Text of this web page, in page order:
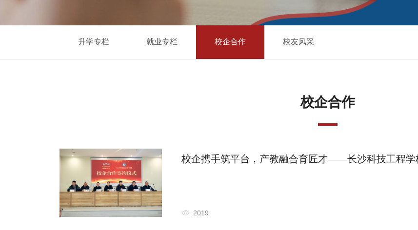
升学专栏 就业专栏 校企合作 校友风采
校企合作
校企携手筑平台，产教融合育匠才——长沙科技工程学
2019